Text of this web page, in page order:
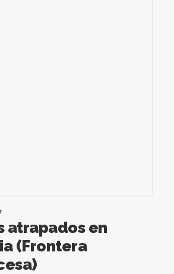
atrapados en
(Frontera